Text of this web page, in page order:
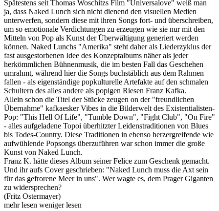
Spätestens seit Thomas Woschitzs Film "Universalove" weiß man
ja, dass Naked Lunch sich nicht dienend den visuellen Medien
unterwerfen, sondern diese mit ihren Songs fort- und überschreiben,
um so emotionale Verdichtungen zu erzeugen wie sie nur mit den
Mitteln von Pop als Kunst der Überwältigung generiert werden
können. Naked Lunchs "Amerika" steht daher als Liederzyklus der
fast ausgestorbenen Idee des Konzeptalbums näher als jeder
herkömmlichen Bühnenmusik, die im besten Fall das Geschehen
umrahmt, während hier die Songs buchstäblich aus dem Rahmen
fallen - als eigenständige popkulturelle Artefakte auf den schmalen
Schultern des alles andere als popigen Riesen Franz Kafka.
Allein schon die Titel der Stücke zeugen on der "freundlichen
Übernahme" kafkaesker Vibes in die Bilderwelt des Existentialisten-
Pop: "This Hell Of Life", "Tumble Down", "Fight Club", "On Fire"
- alles aufgeladene Topoi überhitzter Leidenstraditionen von Blues
bis Todes-Country. Diese Traditionen in ebenso herzergreifende wie
aufwühlende Popsongs überzuführen war schon immer die große
Kunst von Naked Lunch.
Franz K. hätte dieses Album seiner Felice zum Geschenk gemacht.
Und ihr aufs Cover geschrieben: "Naked Lunch muss die Axt sein
für das gefrorene Meer in uns". Wer wagte es, dem Prager Giganten
zu widersprechen?
(Fritz Ostermayer)
mehr lesen weniger lesen